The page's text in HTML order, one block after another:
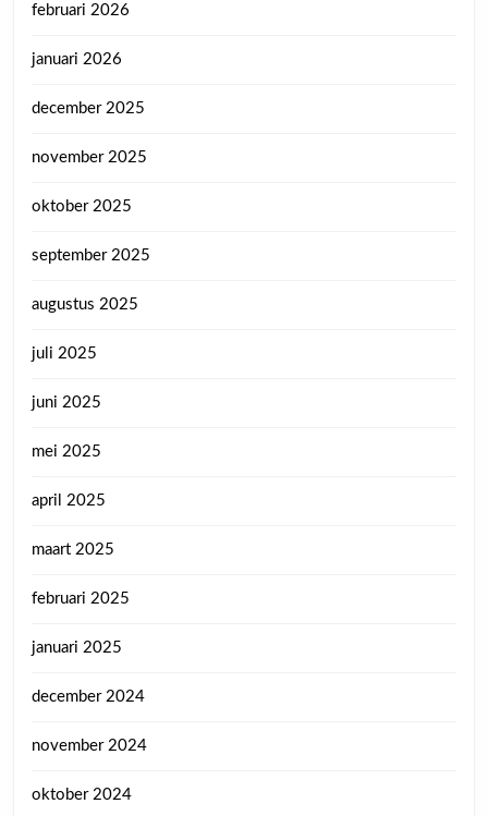
februari 2026
januari 2026
december 2025
november 2025
oktober 2025
september 2025
augustus 2025
juli 2025
juni 2025
mei 2025
april 2025
maart 2025
februari 2025
januari 2025
december 2024
november 2024
oktober 2024